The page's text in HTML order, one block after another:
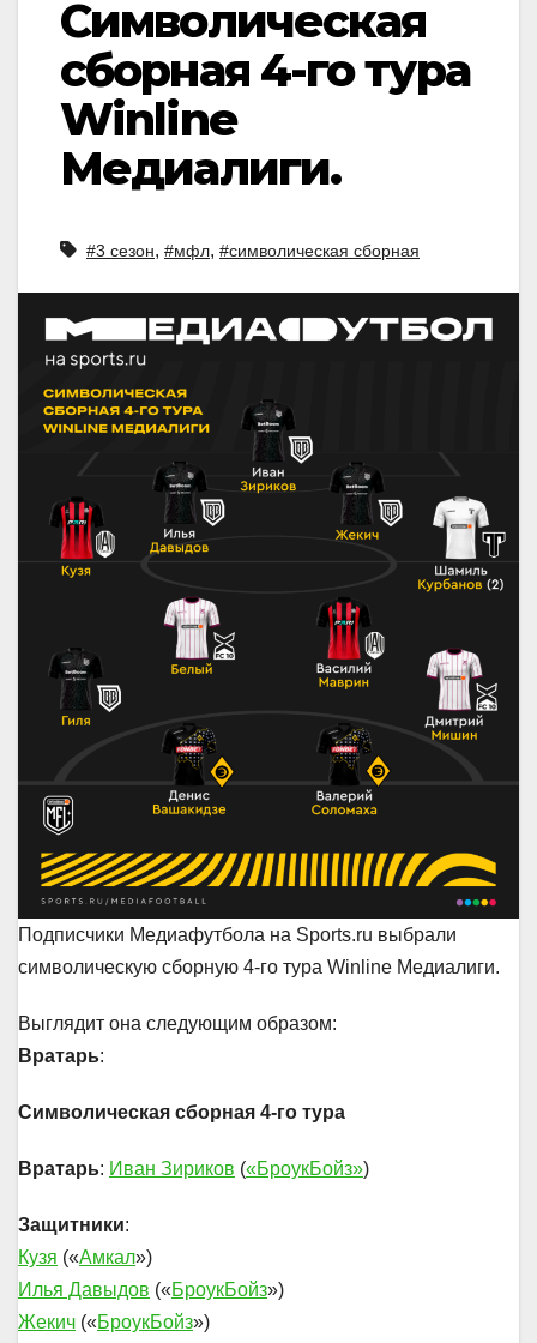
Символическая
сборная 4-го тура
Winline
Медиалиги.
#3 сезон, #мфл, #символическая сборная
Подписчики Медиафутбола на Sports.ru выбрали
символическую сборную 4-го тура Winline Медиалиги.
Выглядит она следующим образом:
Вратарь:
Символическая сборная 4-го тура
Вратарь: Иван Зириков («БроукБойз»)
Защитники:
Кузя («Амкал»)
Илья Давыдов («БроукБойз»)
Жекич («БроукБойз»)